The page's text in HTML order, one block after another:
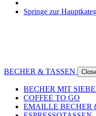
Springe zur
BECHER & TASSEN
BECHER MIT
COFFEE TO GO
EMAILLE BECHER